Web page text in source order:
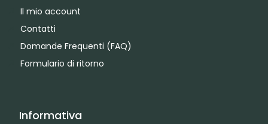
Il mio account
Contatti
Domande Frequenti (FAQ)
Formulario di ritorno
Informativa